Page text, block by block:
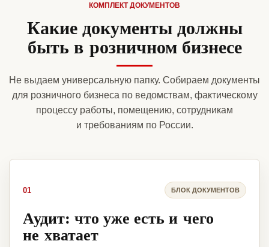
КОМПЛЕКТ ДОКУМЕНТОВ
Какие документы должны
быть в розничном бизнесе
Не выдаем универсальную папку. Собираем документы
для розничного бизнеса по ведомствам, фактическому
процессу работы, помещению, сотрудникам
и требованиям по России.
01 БЛОК ДОКУМЕНТОВ
Аудит: что уже есть и чего
не хватает